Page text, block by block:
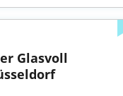
Glasvoll